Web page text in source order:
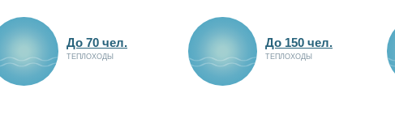
До 70 чел.
ТЕПЛОХОДЫ
До 150 чел.
ТЕПЛОХОДЫ